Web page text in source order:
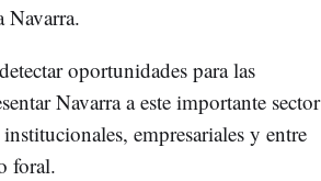
Navarra.
oportunidades para las
Navarra a este importante sector
empresariales y entre
foral.